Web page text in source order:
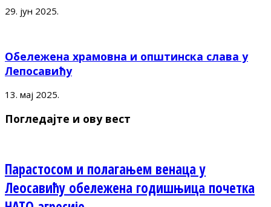
29. јун 2025.
Обележена храмовна и општинска слава у
Лепосавићу
13. мај 2025.
Погледајте и ову вест
Парастосом и полагањем венаца у
Леосавићу обележена годишњица почетка